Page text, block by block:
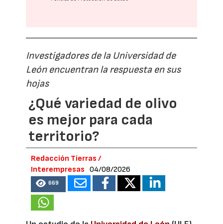
Investigadores de la Universidad de
León encuentran la respuesta en sus
hojas
¿Qué variedad de olivo
es mejor para cada
territorio?
Redacción Tierras /
Interempresas
04/08/2026
669